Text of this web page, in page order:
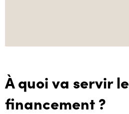
À quoi va servir le
financement ?